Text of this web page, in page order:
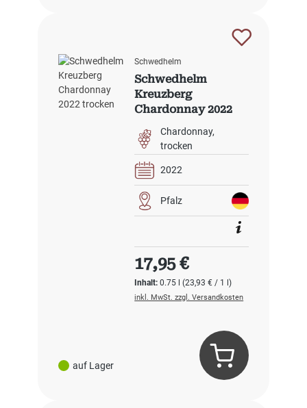
auf Lager
Schwedhelm
Schwedhelm
Kreuzberg
Chardonnay 2022
trocken
Chardonnay
trocken
2022
Pfalz
Inhalt:0.75 l(23,93 € / 1 l)
Regulärer Preis:
17,95 €
inkl. MwSt. zzgl. Versandkosten